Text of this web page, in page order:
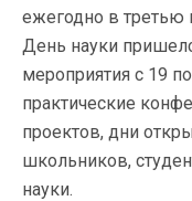
ежегодно в третью
День науки
мероприятия с 19
практические
проектов, дни
школьников,
науки.